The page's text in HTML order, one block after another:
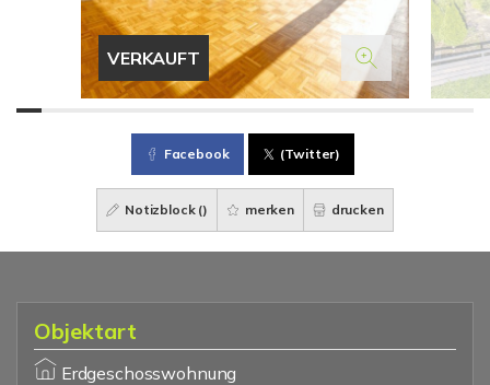
VERKAUFT
Facebook (Twitter)
Notizblock () merken drucken
Objektart
Erdgeschosswohnung